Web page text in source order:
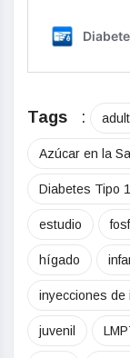
Tags :
Azúcar en la
Diabetes Tipo 1
estudio
hígado
inyecciones de
juvenil